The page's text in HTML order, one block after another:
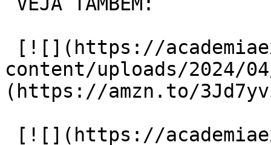
content/uploads/2024/
(https://amzn.to/